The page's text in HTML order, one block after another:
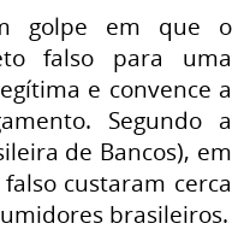
golpe em que o
falso para uma
e convence a
Segundo a
de Bancos), em
custaram cerca
brasileiros.